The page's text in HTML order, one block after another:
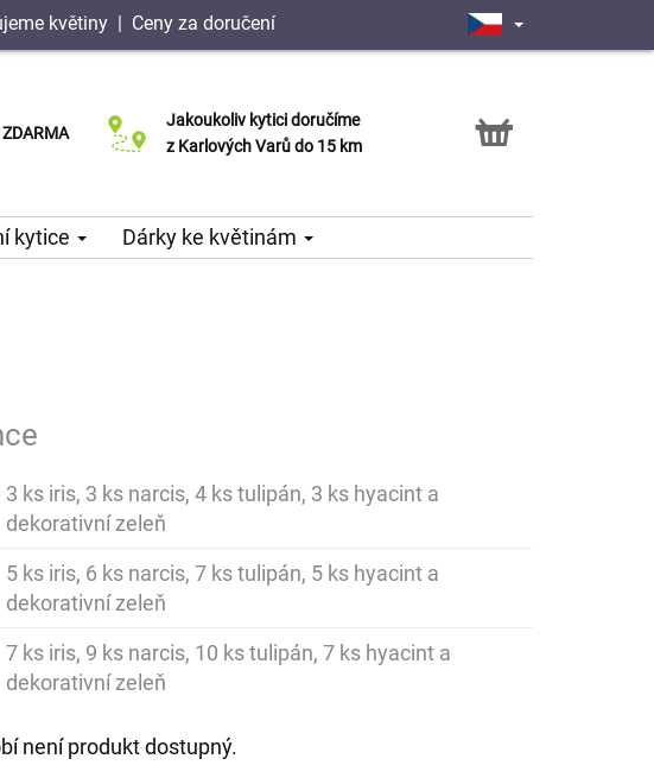
květiny | Ceny za doručení
Jakoukoliv kytici doručíme
z Karlových Varů do 15 km
Možnost vyzvednout v naší květince
kytice Dárky ke květinám
3 ks iris, 3 ks narcis, 4 ks tulipán, 3 ks hyacint a
dekorativní zeleň
5 ks iris, 6 ks narcis, 7 ks tulipán, 5 ks hyacint a
dekorativní zeleň
7 ks iris, 9 ks narcis, 10 ks tulipán, 7 ks hyacint a
dekorativní zeleň
není produkt dostupný.